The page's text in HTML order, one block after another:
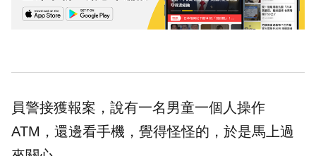
員警接獲報案，說有一名男童一個人操作
ATM，還邊看手機，覺得怪怪的，於是馬上過